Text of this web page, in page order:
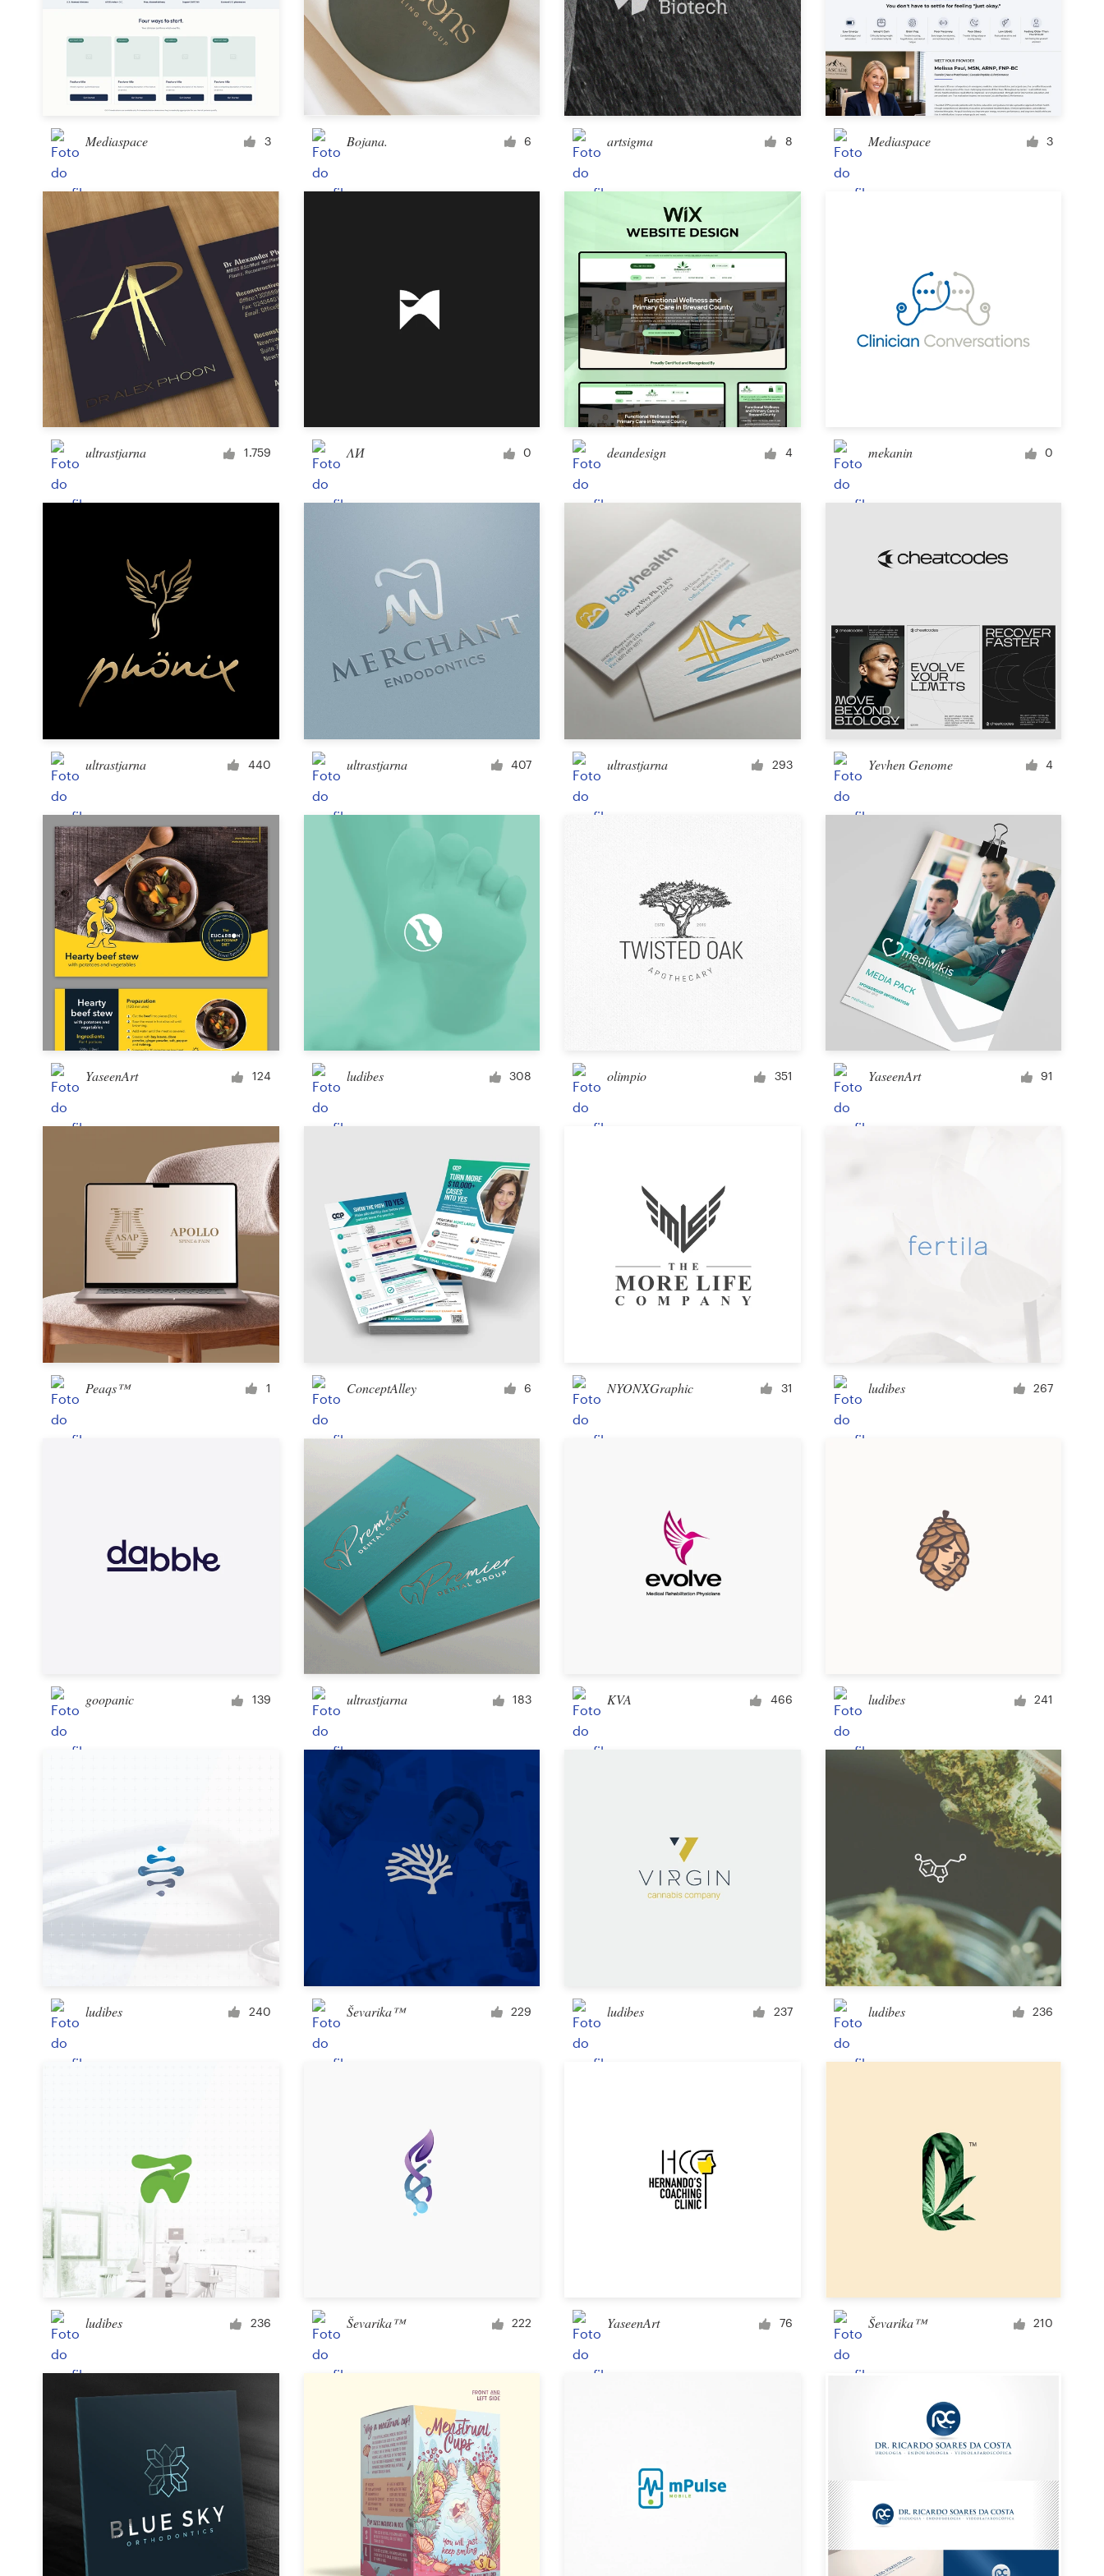
Design de landing page Ícone ou botão
Capa para Facebook
Anúncio em banner
cartão postal, flyer ou impresso Cartaz
Folder
Envelopamento de carro, caminhão ou van Sinalização
template para PowerPoint
Capa de álbum (CD)
Vestuário e item promocional
Vestuário ou confecção
Item promocional Copo ou caneca
Outros vestuários ou itens promocionais
ilustração ou gráfico
Personagem ou mascote
Outras ilustrações ou arte
Outra embalagem ou rótulo
Livro e revista
Capa de livro
Tipografia
Outros designs
Mediaspace 3 Bojana. 6 artsigma 8 Mediaspace 3
ultrastjarna 1.759 ΛИ 0 deandesign 4 mekanin 0
ultrastjarna 440 ultrastjarna 407 ultrastjarna 293 Yevhen Genome 4
YaseenArt 124 ludibes 308 olimpio 351 YaseenArt 91
Peaqs™ 1 ConceptAlley 6 NYONXGraphic 31 ludibes 267
goopanic 139 ultrastjarna 183 KVA 466 ludibes 241
ludibes 240 Ševarika™ 229 ludibes 237 ludibes 236
ludibes 236 Ševarika™ 222 YaseenArt 76 Ševarika™ 210
Concursos de designs
Encontre um designer
Veja inspirações
99designs Studio
99designs Pro
design
Design de logotipos
Cartão de visita
Design de site
+1 877 834 4534
Recursos
Torne-se um designer